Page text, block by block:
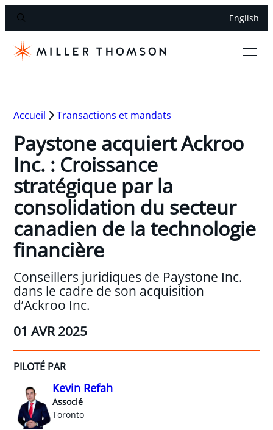
English
Accueil Transactions et mandats
Paystone acquiert Ackroo
Inc. : Croissance
stratégique par la
consolidation du secteur
canadien de la technologie
financière
Conseillers juridiques de Paystone Inc.
dans le cadre de son acquisition
d’Ackroo Inc.
01 AVR 2025
PILOTÉ PAR
Kevin Refah
Associé
Toronto